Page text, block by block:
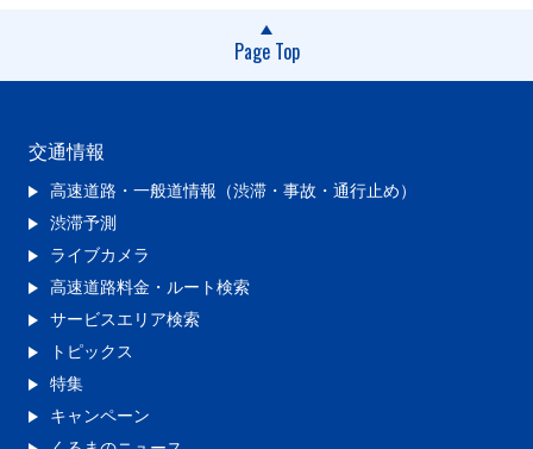
Page Top
交通情報
高速道路・一般道情報（渋滞・事故・通行止め）
渋滞予測
ライブカメラ
高速道路料金・ルート検索
サービスエリア検索
トピックス
特集
キャンペーン